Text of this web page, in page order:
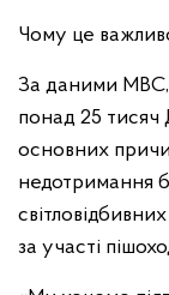
Чому це
За даними МВС,
понад 25
основних
недотримання
за участі